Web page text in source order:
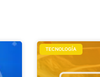
TECNOLOGÍA